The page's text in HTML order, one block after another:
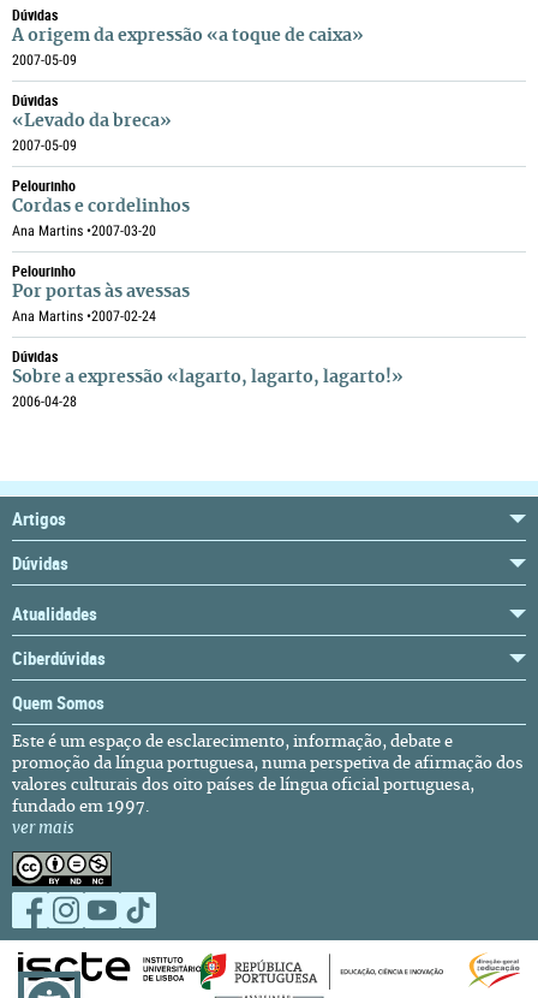
Dúvidas
A origem da expressão «a toque de caixa»
2007-05-09
Dúvidas
«Levado da breca»
2007-05-09
Pelourinho
Cordas e cordelinhos
Ana Martins •2007-03-20
Pelourinho
Por portas às avessas
Ana Martins •2007-02-24
Dúvidas
Sobre a expressão «lagarto, lagarto, lagarto!»
2006-04-28
Artigos
Dúvidas
Atualidades
Ciberdúvidas
Quem Somos
Este é um espaço de esclarecimento, informação, debate e
promoção da língua portuguesa, numa perspetiva de afirmação dos
valores culturais dos oito países de língua oficial portuguesa,
fundado em 1997.
ver mais